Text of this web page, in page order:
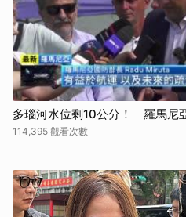
多瑙河水位剩10公分！ 羅馬尼
114,395 觀看次數